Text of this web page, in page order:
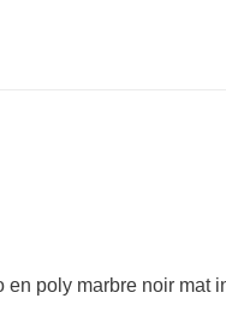
en poly marbre noir mat